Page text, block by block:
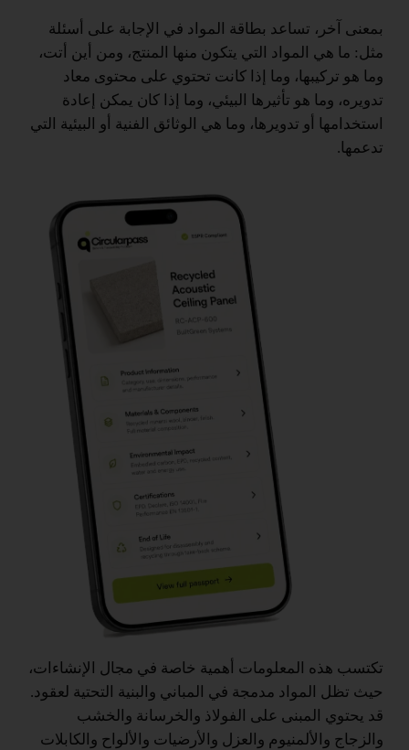
بمعنى آخر، تساعد بطاقة المواد في الإجابة على أسئلة
مثل: ما هي المواد التي يتكون منها المنتج، ومن أين أتت،
وما هو تركيبها، وما إذا كانت تحتوي على محتوى معاد
تدويره، وما هو تأثيرها البيئي، وما إذا كان يمكن إعادة
استخدامها أو تدويرها، وما هي الوثائق الفنية أو البيئية التي
تدعمها.
تكتسب هذه المعلومات أهمية خاصة في مجال الإنشاءات،
حيث تظل المواد مدمجة في المباني والبنية التحتية لعقود.
قد يحتوي المبنى على الفولاذ والخرسانة والخشب
والزجاج والألمنيوم والعزل والأرضيات والألواح والكابلات